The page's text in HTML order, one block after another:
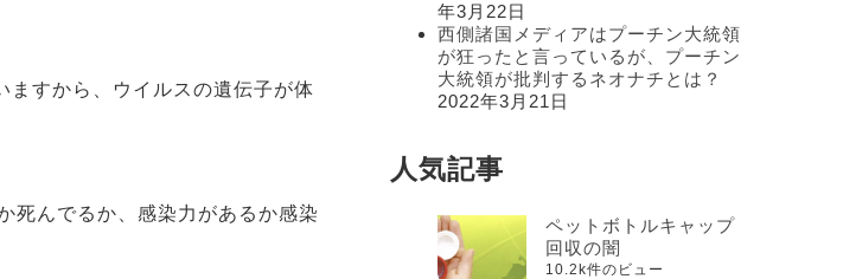
ますから、ウイルスの遺伝子が体
死んでるか、感染力があるか感染
年3月22日
西側諸国メディアはプーチン大統領
が狂ったと言っているが、プーチン
大統領が批判するネオナチとは？
2022年3月21日
人気記事
ペットボトルキャップ
回収の闇
10.2k件のビュー